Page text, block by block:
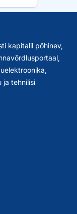
kapitalil põhinev,
ja tehnilisi